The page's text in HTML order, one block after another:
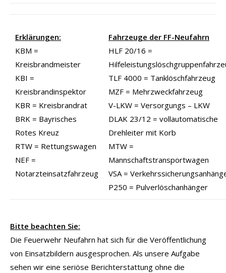
Erklärungen:
KBM =
Kreisbrandmeister
KBI =
Kreisbrandinspektor
KBR = Kreisbrandrat
BRK = Bayrisches
Rotes Kreuz
RTW = Rettungswagen
NEF =
Notarzteinsatzfahrzeug
Fahrzeuge der FF-Neufahrn
HLF 20/16 =
TLF 4000 = Tanklöschfahrzeug
MZF = Mehrzweckfahrzeug
V-LKW = Versorgungs – LKW
DLAK 23/12 = vollautomatische
Drehleiter mit Korb
MTW =
Mannschaftstransportwagen
VSA =
P250 = Pulverlöschanhänger
Bitte beachten Sie:
Die Feuerwehr Neufahrn hat sich für die Veröffentlichung
von Einsatzbildern ausgesprochen. Als unsere Aufgabe
sehen wir eine seriöse Berichterstattung ohne die